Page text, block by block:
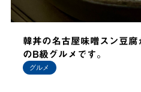
韓丼の名古屋味噌スン豆
のB級グルメです。
グルメ